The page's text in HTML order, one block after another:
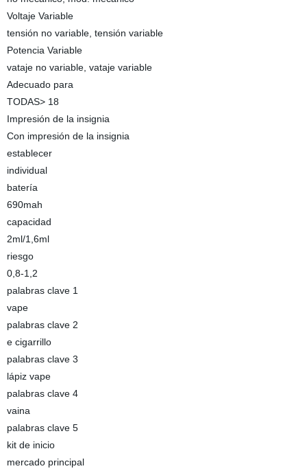
Voltaje Variable
tensión no variable, tensión variable
Potencia Variable
vataje no variable, vataje variable
Adecuado para
TODAS> 18
Impresión de la insignia
Con impresión de la insignia
establecer
individual
batería
690mah
capacidad
2ml/1,6ml
riesgo
0,8-1,2
palabras clave 1
vape
palabras clave 2
e cigarrillo
palabras clave 3
lápiz vape
palabras clave 4
vaina
palabras clave 5
kit de inicio
mercado principal